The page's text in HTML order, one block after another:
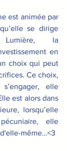
est animée par
se dirige
Lumière,  la
en
choix qui peut
Ce choix,
elle
est alors dans
lorsqu’elle
elle
même…<3